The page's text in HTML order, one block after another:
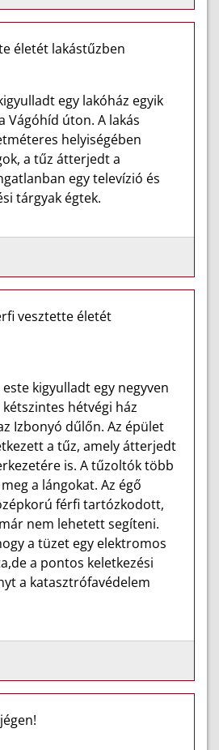
életét lakástűzben
egy lakóház egyik
Vágóhíd úton. A lakás
helyiségében
a tűz átterjedt a
egy televízió és
tárgyak égtek.
vesztette életét
kigyulladt egy negyven
hétvégi ház
Izbonyó dűlőn. Az épület
a tűz, amely átterjedt
is. A tűzoltók több
a lángokat. Az égő
férfi tartózkodott,
nem lehetett segíteni.
a tüzet egy elektromos
a pontos keletkezési
a katasztrófavédelem